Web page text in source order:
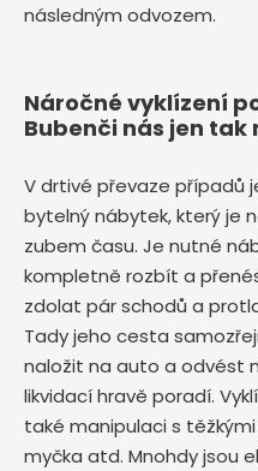
následným odvozem.
Náročné vyklízení
Bubenči nás jen tak
V drtivé převaze případů
bytelný nábytek, který je
zubem času. Je nutné
kompletně rozbít a
zdolat pár schodů a
Tady jeho cesta
naložit na auto a odvést
likvidací hravě poradí.
také manipulaci s
myčka atd. Mnohdy jsou